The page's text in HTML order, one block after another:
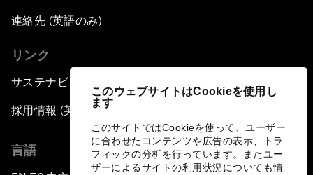
このウェブサイトはCookieを使用し
ます
このサイトではCookieを使って、ユーザー
に合わせたコンテンツや広告の表示、トラ
フィックの分析を行っています。またユー
ザーによるサイトの利用状況についても情
連絡先 (英語のみ)
リンク
サステナビリティへの取り組み
採用情報 (英語のみ)
言語